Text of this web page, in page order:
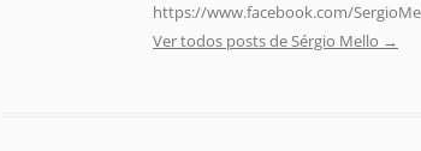
https://www.facebook.com/
Ver todos posts de Sérgio Mello →